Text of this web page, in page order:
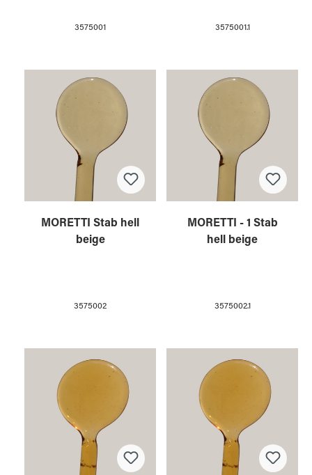
3575001 3575001.1
MORETTI Stab hell
beige
3575002
MORETTI - 1 Stab
hell beige
3575002.1